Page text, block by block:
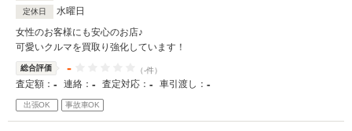
定休日
水曜日
女性のお客様にも安心のお店♪
可愛いクルマを買取り強化しています！
総合評価 - （-件）
査定額： - 連絡： - 査定対応： - 車引渡し： -
出張OK 事故車OK